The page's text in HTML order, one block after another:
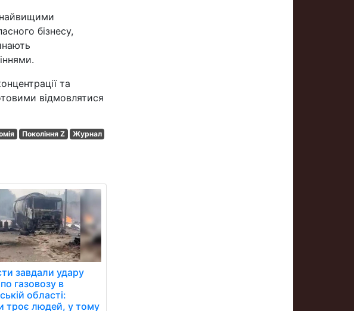
найвищими
бізнесу,
та
відмовлятися
Покоління Z
Журнал
завдали удару
газовозу в
області:
троє людей, у тому